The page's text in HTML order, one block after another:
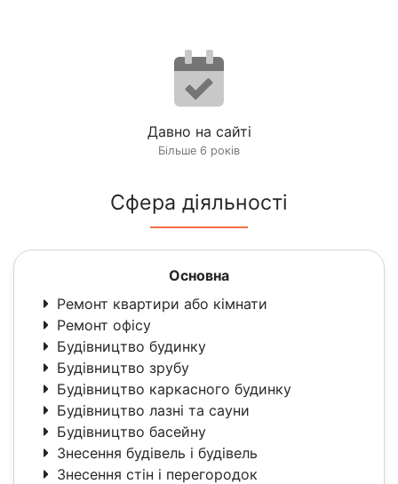
Давно на сайті
Більше 6 років
Сфера діяльності
Основна
Ремонт квартири або кімнати
Ремонт офісу
Будівництво будинку
Будівництво зрубу
Будівництво каркасного будинку
Будівництво лазні та сауни
Будівництво басейну
Знесення будівель і будівель
Знесення стін і перегородок